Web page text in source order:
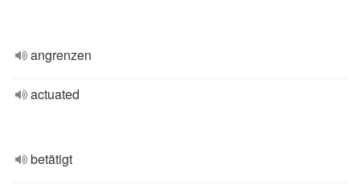
angrenzen
actuated
betätigt